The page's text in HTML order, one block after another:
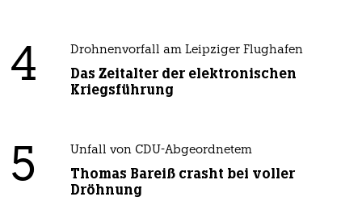
4 Drohnenvorfall am Leipziger Flughafen
Das Zeitalter der elektronischen
Kriegsführung
5 Unfall von CDU-Abgeordnetem
Thomas Bareiß crasht bei voller
Dröhnung